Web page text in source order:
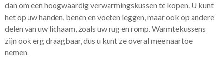
dan om een ​​hoogwaardig verwarmingskussen te kopen. U kunt
het op uw handen, benen en voeten leggen, maar ook op andere
delen van uw lichaam, zoals uw rug en romp. Warmtekussens
zijn ook erg draagbaar, dus u kunt ze overal mee naartoe
nemen.